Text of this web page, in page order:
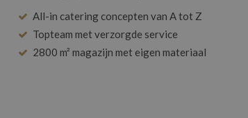
All-in catering concepten van A tot Z
Topteam met verzorgde service
2800 m² magazijn met eigen materiaal